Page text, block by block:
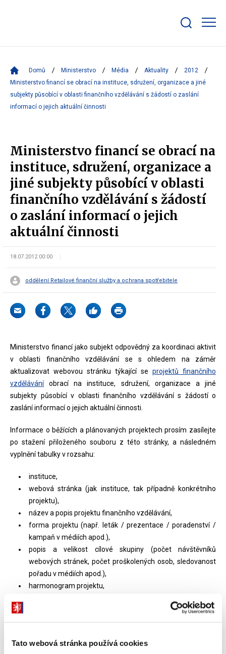
Tato webová stránka používá cookies
bar
Domů Ministerstvo Média Aktuality
2012
Ministerstvo financí se obrací na instituce, sdružení, organizace a jiné
subjekty působící v oblasti finančního vzdělávání s žádostí o zaslání
informací o jejich aktuální činnosti
Ministerstvo financí se obrací na
instituce, sdružení, organizace a
jiné subjekty působící v oblasti
finančního vzdělávání s žádostí
o zaslání informací o jejich
aktuální činnosti
18.07.2012 00:00
oddělení Retailové finanční služby a ochrana spotřebitele
Ministerstvo financí jako subjekt odpovědný za koordinaci aktivit
v oblasti finančního vzdělávání se s ohledem na záměr
aktualizovat webovou stránku týkající se projektů finančního
vzděláváníobrací na instituce, sdružení, organizace a jiné
subjekty působící v oblasti finančního vzdělávání s žádostí o
zaslání informací o jejich aktuální činnosti.
Informace o běžících a plánovaných projektech prosím zasílejte
po stažení přiloženého souboru z této stránky, a následném
vyplnění tabulky v rozsahu:
instituce,
webová stránka (jak instituce, tak případně konkrétního
projektu),
název a popis projektu finančního vzdělávání,
forma projektu (např. leták / prezentace / poradenství /
kampaň v médiích apod.),
popis a velikost cílové skupiny (počet návštěvníků
webových stránek, počet proškolených osob, sledovanost
pořadu v médiích apod.),
harmonogram projektu,
kontaktní osoba,
poznámky / jakékoli další důležité informace